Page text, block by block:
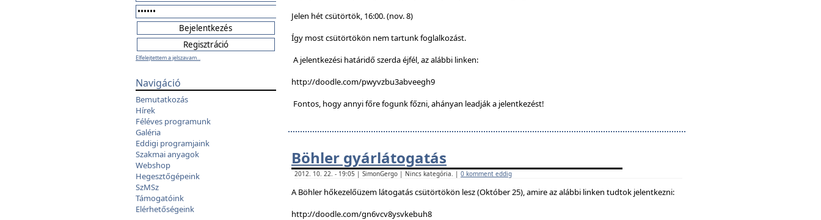
Elfelejtettem a jelszavam...
Navigáció
Bemutatkozás
Hírek
Féléves programunk
Galéria
Eddigi programjaink
Szakmai anyagok
Webshop
Hegesztőgépeink
SzMSz
Támogatóink
Elérhetőségeink
Jelen hét csütörtök, 16:00. (nov. 8)
Így most csütörtökön nem tartunk foglalkozást.
A jelentkezési határidő szerda éjfél, az alábbi linken:
http://doodle.com/pwyvzbu3abveegh9
Fontos, hogy annyi főre fogunk főzni, ahányan leadják a jelentkezést!
Böhler gyárlátogatás
2012. 10. 22. - 19:05 | SimonGergo | Nincs kategória. | 0 komment eddig
A Böhler hőkezelőüzem látogatás csütörtökön lesz (Október 25), amire az alábbi linken tudtok jelentkezni:
http://doodle.com/gn6vcv8ysvkebuh8